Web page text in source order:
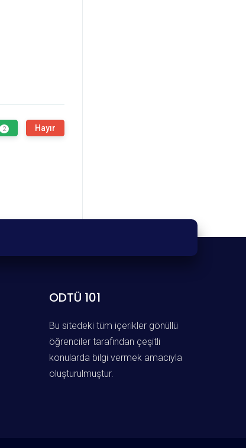
2 Hayır
ODTÜ 101
Bu sitedeki tüm içerikler gönüllü
öğrenciler tarafından çeşitli
konularda bilgi vermek amacıyla
oluşturulmuştur.